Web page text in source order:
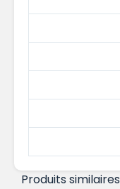
Produits similaires